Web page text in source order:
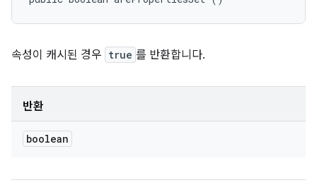
속성이 캐시된 경우 true 를 반환합니다.
반환
boolean